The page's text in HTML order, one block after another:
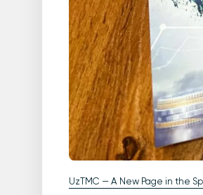
UzTMC — A New Page in the